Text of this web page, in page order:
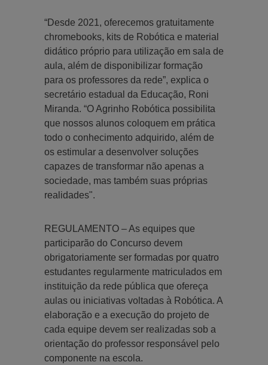
“Desde 2021, oferecemos gratuitamente
chromebooks, kits de Robótica e material
didático próprio para utilização em sala de
aula, além de disponibilizar formação
para os professores da rede”, explica o
secretário estadual da Educação, Roni
Miranda. “O Agrinho Robótica possibilita
que nossos alunos coloquem em prática
todo o conhecimento adquirido, além de
os estimular a desenvolver soluções
capazes de transformar não apenas a
sociedade, mas também suas próprias
realidades".
REGULAMENTO – As equipes que
participarão do Concurso devem
obrigatoriamente ser formadas por quatro
estudantes regularmente matriculados em
instituição da rede pública que ofereça
aulas ou iniciativas voltadas à Robótica. A
elaboração e a execução do projeto de
cada equipe devem ser realizadas sob a
orientação do professor responsável pelo
componente na escola.